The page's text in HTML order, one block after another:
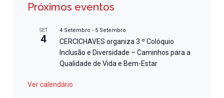
Próximos eventos
SET
4
4 Setembro - 5 Setembro
CERCICHAVES organiza 3.º Colóquio
Inclusão e Diversidade – Caminhos para a
Qualidade de Vida e Bem-Estar
Ver calendário